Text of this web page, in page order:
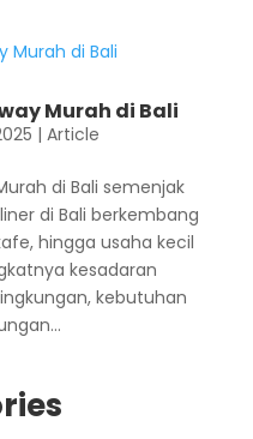
Murah di Bali
| Article
di Bali semenjak
di Bali berkembang
hingga usaha kecil
kesadaran
kebutuhan